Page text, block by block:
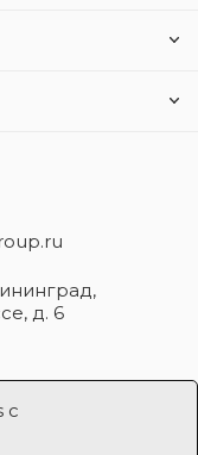
с
д. 6